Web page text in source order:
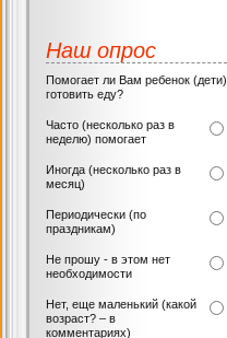
Наш опрос
Помогает ли Вам ребенок (дети)
готовить еду?
Часто (несколько раз в
неделю) помогает
Иногда (несколько раз в
месяц)
Периодически (по
праздникам)
Не прошу - в этом нет
необходимости
Нет, еще маленький (какой
возраст? – в
комментариях)